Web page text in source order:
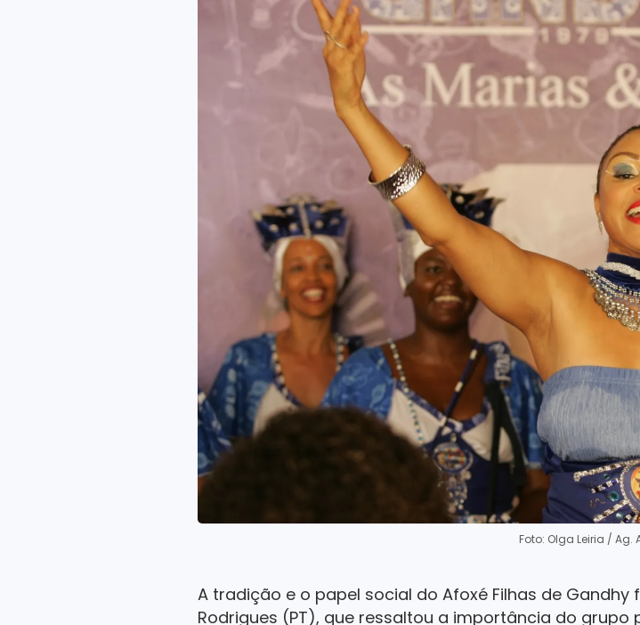
Foto: Olga Leiria / Ag.
A tradição e o papel social do Afoxé Filhas de
Rodrigues (PT), que ressaltou a importância do grupo